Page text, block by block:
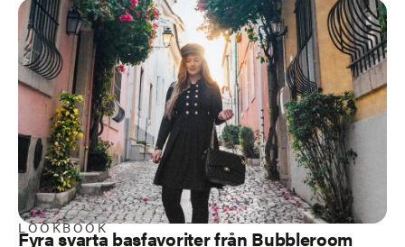
LOOKBOOK
Fyra svarta basfavoriter från Bubbleroom